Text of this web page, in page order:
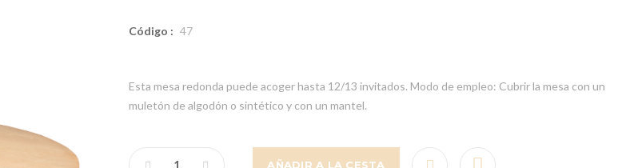
Código : 47
Esta mesa redonda puede acoger hasta 12/13 invitados. Modo de empleo: Cubrir la mesa con un
muletón de algodón o sintético y con un mantel.
AÑADIR A LA CESTA